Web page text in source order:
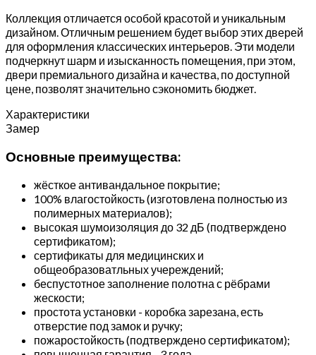
Коллекция отличается особой красотой и уникальным
дизайном. Отличным решением будет выбор этих дверей
для оформления классических интерьеров. Эти модели
подчеркнут шарм и изысканность помещения, при этом,
двери премиального дизайна и качества, по доступной
цене, позволят значительно сэкономить бюджет.
Характеристики
Замер
Основные преимущества:
жёсткое антивандальное покрытие;
100% влагостойкость (изготовлена полностью из
полимерных материалов);
высокая шумоизоляция до 32 дБ (подтверждено
сертификатом);
сертификаты для медицинских и
общеобразоватльных учереждений;
беспустотное заполнение полотна с рёбрами
жескости;
простота установки - коробка зарезана, есть
отверстие под замок и ручку;
пожаростойкость (подтверждено сертификатом);